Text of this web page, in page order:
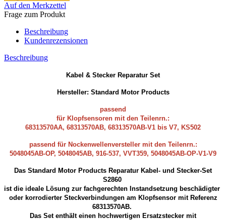
Auf den Merkzettel
Frage zum Produkt
Beschreibung
Kundenrezensionen
Beschreibung
Kabel & Stecker Reparatur Set
Hersteller: Standard Motor Products
passend
für Klopfsensoren mit den Teilenrn.:
68313570AA, 68313570AB, 68313570AB-V1 bis V7, KS502
passend für Nockenwellenversteller mit den Teilenrn.:
5048045AB-OP, 5048045AB, 916-537, VVT359, 5048045AB-OP-V1-V9
Das Standard Motor Products Reparatur Kabel- und Stecker-Set
S2860
ist die ideale Lösung zur fachgerechten Instandsetzung beschädigter
oder korrodierter Steckverbindungen am Klopfsensor mit Referenz
68313570AB.
Das Set enthält einen hochwertigen Ersatzstecker mit